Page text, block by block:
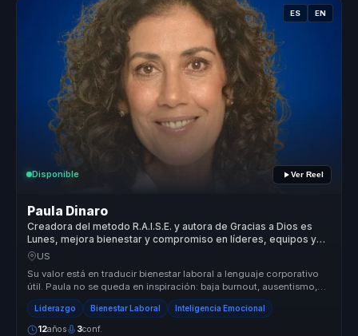
ES EN
Disponible Ver Reel
Paula Dinaro
Creadora del metodo R.A.I.S.E. y autora de Gracias a Dios es
Lunes, mejora bienestar y compromiso en líderes, equipos y
empresas.
US
Su valor está en traducir bienestar laboral a lenguaje corporativo
útil. Paula no se queda en inspiración: baja burnout, ausentismo,
renu...
Liderazgo Bienestar Laboral Inteligencia Emocional
12años 3conf.